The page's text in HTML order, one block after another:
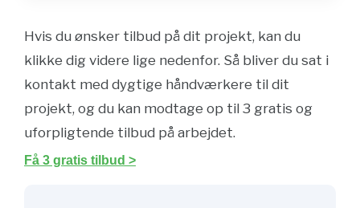
Hvis du ønsker tilbud på dit projekt, kan du
klikke dig videre lige nedenfor. Så bliver du sat i
kontakt med dygtige håndværkere til dit
projekt, og du kan modtage op til 3 gratis og
uforpligtende tilbud på arbejdet.
Få 3 gratis tilbud >